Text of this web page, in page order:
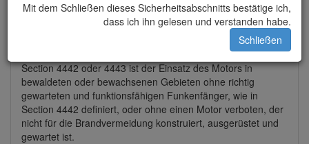
Mit dem Schließen dieses Sicherheitsabschnitts bestätige ich,
dass ich ihn gelesen und verstanden habe.
Schließen
Dieses Produkt erfüllt alle relevanten europäischen
Richtlinien; weitere Details finden Sie in der
produktspezifischen Konformitätserklärung (DOC).
Entsprechend dem California Public Resource Code
Section 4442 oder 4443 ist der Einsatz des Motors in
bewaldeten oder bewachsenen Gebieten ohne richtig
gewarteten und funktionsfähigen Funkenfänger, wie in
Section 4442 definiert, oder ohne einen Motor verboten, der
nicht für die Brandvermeidung konstruiert, ausgerüstet und
gewartet ist.